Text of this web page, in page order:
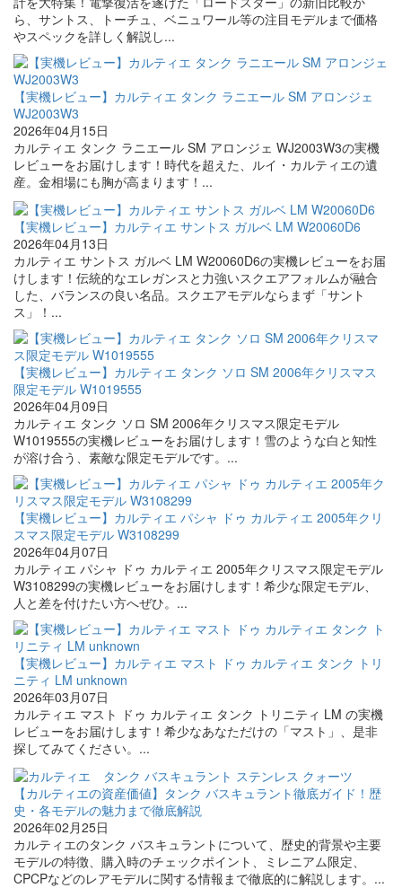
ら、サントス、トーチュ、ベニュワール等の注目モデルまで価格
やスペックを詳しく解説し...
【実機レビュー】カルティエ タンク ラニエール SM アロンジェ
WJ2003W3
2026年04月15日
カルティエ タンク ラニエール SM アロンジェ WJ2003W3の実機
レビューをお届けします！時代を超えた、ルイ・カルティエの遺
産。金相場にも胸が高まります！...
【実機レビュー】カルティエ サントス ガルベ LM W20060D6
2026年04月13日
カルティエ サントス ガルベ LM W20060D6の実機レビューをお届
けします！伝統的なエレガンスと力強いスクエアフォルムが融合
した、バランスの良い名品。スクエアモデルならまず「サント
ス」！...
【実機レビュー】カルティエ タンク ソロ SM 2006年クリスマス
限定モデル W1019555
2026年04月09日
カルティエ タンク ソロ SM 2006年クリスマス限定モデル
W1019555の実機レビューをお届けします！雪のような白と知性
が溶け合う、素敵な限定モデルです。...
【実機レビュー】カルティエ パシャ ドゥ カルティエ 2005年クリ
スマス限定モデル W3108299
2026年04月07日
カルティエ パシャ ドゥ カルティエ 2005年クリスマス限定モデル
W3108299の実機レビューをお届けします！希少な限定モデル、
人と差を付けたい方へぜひ。...
【実機レビュー】カルティエ マスト ドゥ カルティエ タンク トリ
ニティ LM unknown
2026年03月07日
カルティエ マスト ドゥ カルティエ タンク トリニティ LM の実機
レビューをお届けします！希少なあなただけの「マスト」、是非
探してみてください。...
【カルティエの資産価値】タンク バスキュラント徹底ガイド！歴
史・各モデルの魅力まで徹底解説
2026年02月25日
カルティエのタンク バスキュラントについて、歴史的背景や主要
モデルの特徴、購入時のチェックポイント、ミレニアム限定、
CPCPなどのレアモデルに関する情報まで徹底的に解説します。...